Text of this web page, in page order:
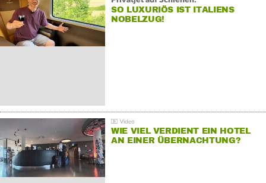
SO LUXURIÖS IST ITALIENS
NOBELZUG!
WIE VIEL VERDIENT EIN HOTEL
AN EINER ÜBERNACHTUNG?